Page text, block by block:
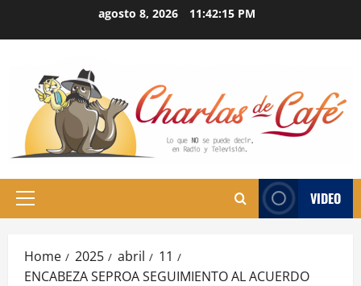
agosto 8, 2026 11:42:16 PM
Primary
VIDEO
Home 2025 abril
11
ENCABEZA SEPROA SEGUIMIENTO AL ACUERDO